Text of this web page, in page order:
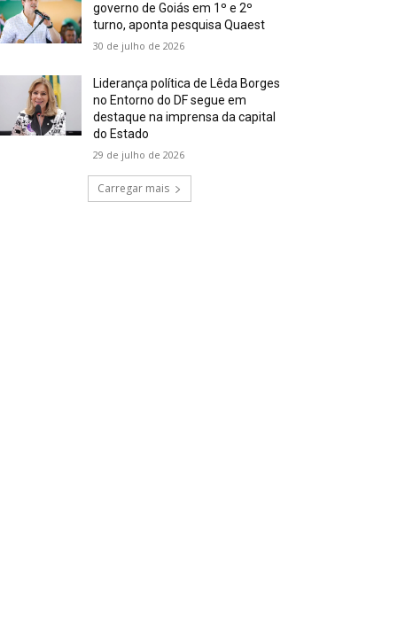
governo de Goiás em 1º e 2º
turno, aponta pesquisa Quaest
30 de julho de 2026
Liderança política de Lêda Borges
no Entorno do DF segue em
destaque na imprensa da capital
do Estado
29 de julho de 2026
Carregar mais